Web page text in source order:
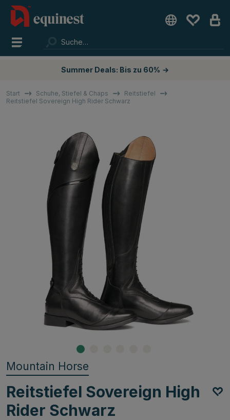
Summer Deals: Bis zu 60% →
Start Schuhe, Stiefel & Chaps
Reitstiefel
Reitstiefel Sovereign High Rider Schwarz
Mountain Horse
Reitstiefel Sovereign High
Rider Schwarz